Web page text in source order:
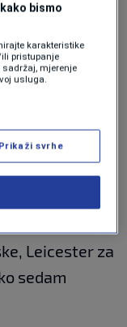
na Old
a očekuje
i zvanično
sedam
Leicester za
sedam
bismo
karakteristike
pristupanje
mjerenje
usluga.
Prikaži svrhe